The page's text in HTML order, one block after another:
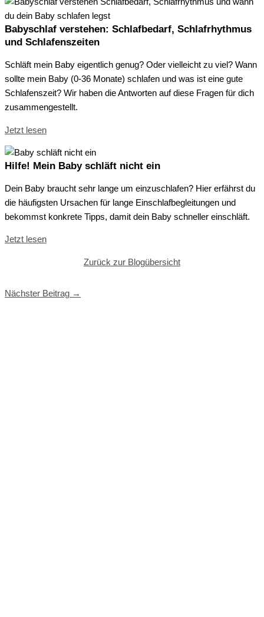
Babyschlaf verstehen: Schlafbedarf, Schlafrhythmus
und Schlafenszeiten
Schläft mein Baby eigentlich genug? Oder vielleicht zu viel? Wann
sollte mein Baby (0-36 Monate) schlafen und was ist eine gute
Schlafenszeit? Wir haben die Antworten auf diese Fragen für dich
zusammengestellt.
Jetzt lesen
Hilfe! Mein Baby schläft nicht ein
Dein Baby braucht sehr lange um einzuschlafen? Hier erfährst du
die häufigsten Ursachen für lange Einschlafbegleitungen und
bekommst konkrete Tipps, damit dein Baby schneller einschläft.
Jetzt lesen
Zurück zur Blogübersicht
Nächster Beitrag →